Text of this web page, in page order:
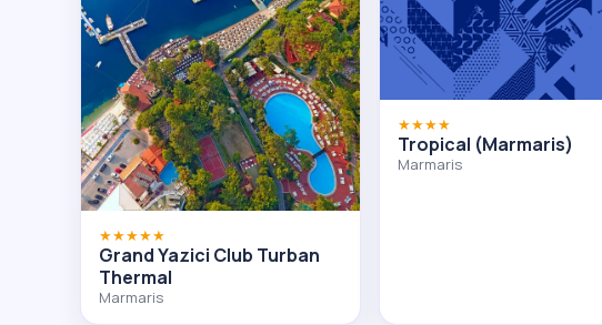
★★★★★
Grand Yazici Club Turban
Thermal
Marmaris
★★★★
Tropical (Marmaris)
Marmaris